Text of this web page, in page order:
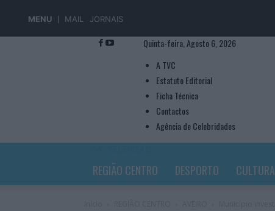
MENU MAIL JORNAIS
Quinta-feira, Agosto 6, 2026
A TVC
Estatuto Editorial
Ficha Técnica
Contactos
Agência de Celebridades
REGIÃO CENTRO DESPORTO CULTURA